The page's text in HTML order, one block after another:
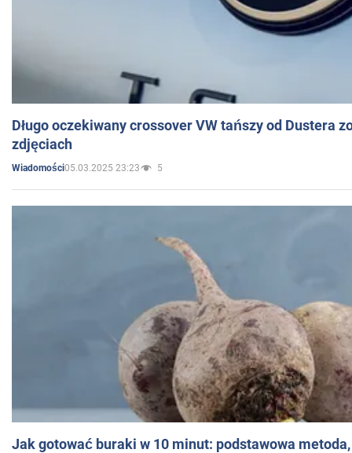
Długo oczekiwany crossover VW tańszy od Dustera
zdjęciach
Wiadomości05.03.2025 23:23 5
Jak gotować buraki w 10 minut: podstawowa